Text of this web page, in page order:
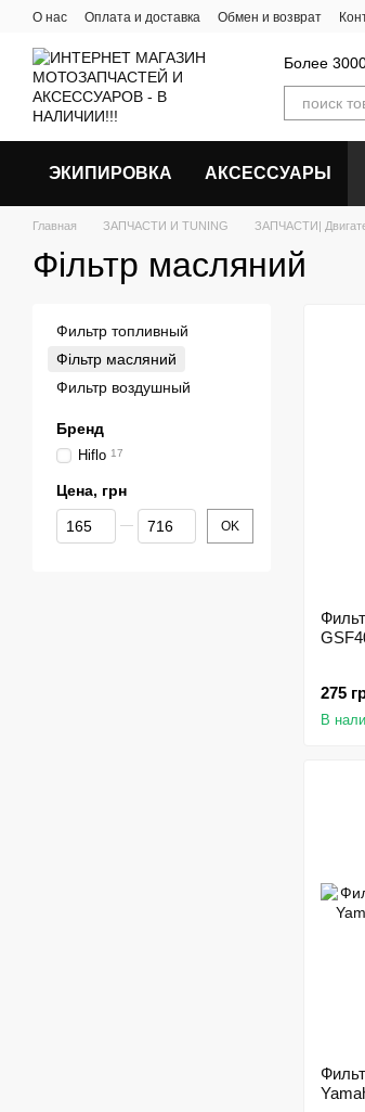
Перейти к основному контенту
О нас Оплата и доставка Обмен и возврат
Более
ЭКИПИРОВКА АКСЕССУАРЫ
Главная ЗАПЧАСТИ И ТUNING ЗАПЧАСТИ|
Фільтр масляний
275
В
Фильтр топливный
Фільтр масляний
Фильтр воздушный
Бренд
Hiflo 17
Цена, грн
От Цена, грн
До Цена, грн OK